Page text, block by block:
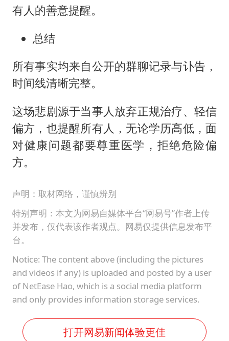
有人的善意提醒。
总结
所有事实均来自公开的群聊记录与讣告，
时间线清晰完整。
这场悲剧源于当事人放弃正规治疗、轻信
偏方，也提醒所有人，无论学历高低，面
对健康问题都要尊重医学，拒绝危险偏
方。
声明：取材网络，谨慎辨别
特别声明：本文为网易自媒体平台“网易号”作者上传
并发布，仅代表该作者观点。网易仅提供信息发布平
台。
Notice: The content above (including the pictures
and videos if any) is uploaded and posted by a user
of NetEase Hao, which is a social media platform
and only provides information storage services.
打开网易新闻体验更佳